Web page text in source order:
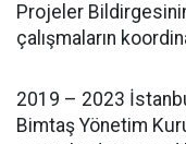
Projeler
çalışmaların
2019 – 2023
Bimtaş Yönetim